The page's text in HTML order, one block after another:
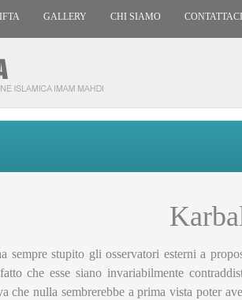
GALLERY CHI SIAMO CONTATTACI
sempre stupito gli osservatori esterni a
che esse siano invariabilmente
che nulla sembrerebbe a prima vista poter